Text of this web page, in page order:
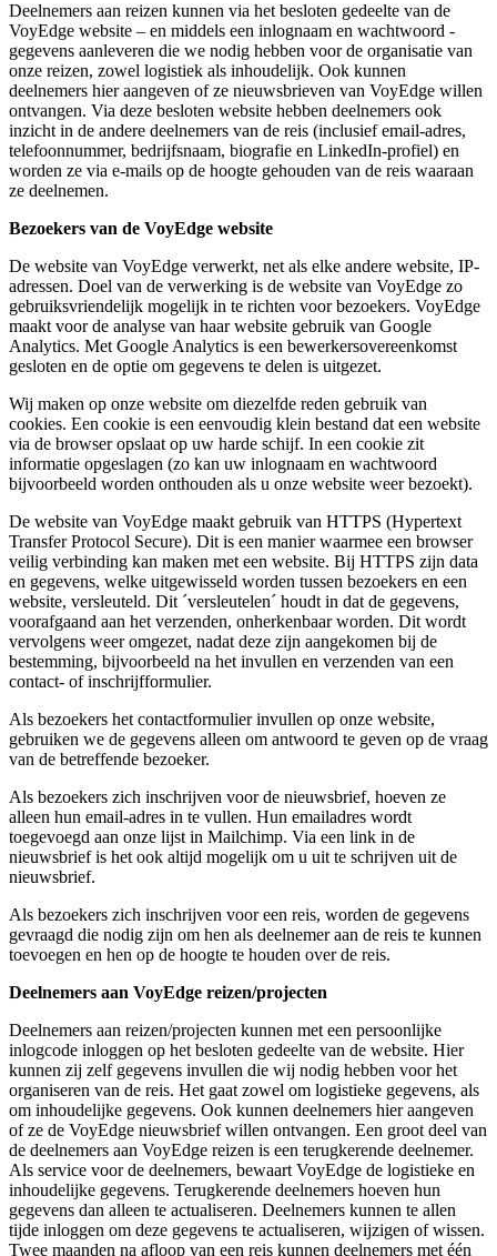
Deelnemers aan reizen kunnen via het besloten gedeelte van de
VoyEdge website – en middels een inlognaam en wachtwoord -
gegevens aanleveren die we nodig hebben voor de organisatie van
onze reizen, zowel logistiek als inhoudelijk. Ook kunnen
deelnemers hier aangeven of ze nieuwsbrieven van VoyEdge willen
ontvangen. Via deze besloten website hebben deelnemers ook
inzicht in de andere deelnemers van de reis (inclusief email-adres,
telefoonnummer, bedrijfsnaam, biografie en LinkedIn-profiel) en
worden ze via e-mails op de hoogte gehouden van de reis waaraan
ze deelnemen.
Bezoekers van de VoyEdge website
De website van VoyEdge verwerkt, net als elke andere website, IP-
adressen. Doel van de verwerking is de website van VoyEdge zo
gebruiksvriendelijk mogelijk in te richten voor bezoekers. VoyEdge
maakt voor de analyse van haar website gebruik van Google
Analytics. Met Google Analytics is een bewerkersovereenkomst
gesloten en de optie om gegevens te delen is uitgezet.
Wij maken op onze website om diezelfde reden gebruik van
cookies. Een cookie is een eenvoudig klein bestand dat een website
via de browser opslaat op uw harde schijf. In een cookie zit
informatie opgeslagen (zo kan uw inlognaam en wachtwoord
bijvoorbeeld worden onthouden als u onze website weer bezoekt).
De website van VoyEdge maakt gebruik van HTTPS (Hypertext
Transfer Protocol Secure). Dit is een manier waarmee een browser
veilig verbinding kan maken met een website. Bij HTTPS zijn data
en gegevens, welke uitgewisseld worden tussen bezoekers en een
website, versleuteld. Dit ´versleutelen´ houdt in dat de gegevens,
voorafgaand aan het verzenden, onherkenbaar worden. Dit wordt
vervolgens weer omgezet, nadat deze zijn aangekomen bij de
bestemming, bijvoorbeeld na het invullen en verzenden van een
contact- of inschrijfformulier.
Als bezoekers het contactformulier invullen op onze website,
gebruiken we de gegevens alleen om antwoord te geven op de vraag
van de betreffende bezoeker.
Als bezoekers zich inschrijven voor de nieuwsbrief, hoeven ze
alleen hun email-adres in te vullen. Hun emailadres wordt
toegevoegd aan onze lijst in Mailchimp. Via een link in de
nieuwsbrief is het ook altijd mogelijk om u uit te schrijven uit de
nieuwsbrief.
Als bezoekers zich inschrijven voor een reis, worden de gegevens
gevraagd die nodig zijn om hen als deelnemer aan de reis te kunnen
toevoegen en hen op de hoogte te houden over de reis.
Deelnemers aan VoyEdge reizen/projecten
Deelnemers aan reizen/projecten kunnen met een persoonlijke
inlogcode inloggen op het besloten gedeelte van de website. Hier
kunnen zij zelf gegevens invullen die wij nodig hebben voor het
organiseren van de reis. Het gaat zowel om logistieke gegevens, als
om inhoudelijke gegevens. Ook kunnen deelnemers hier aangeven
of ze de VoyEdge nieuwsbrief willen ontvangen. Een groot deel van
de deelnemers aan VoyEdge reizen is een terugkerende deelnemer.
Als service voor de deelnemers, bewaart VoyEdge de logistieke en
inhoudelijke gegevens. Terugkerende deelnemers hoeven hun
gegevens dan alleen te actualiseren. Deelnemers kunnen te allen
tijde inloggen om deze gegevens te actualiseren, wijzigen of wissen.
Twee maanden na afloop van een reis kunnen deelnemers met één